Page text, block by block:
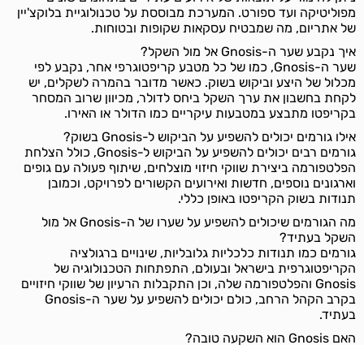
מפוליטיקה ועד ספורט. המערכת מבוססת על טכנולוגיית בלוקצ'יין
של אתריום, מה שמבטיח עסקאות שקופות ובטוחות.
איך נקבע שער ה-Gnosis אל מול השקל?
שער ה-Gnosis, כמו של כל מטבע קריפטוגרפי אחר, נקבע לפי
מכלול של היצע וביקוש בשוק. כאשר מדובר בהמרה לשקלים, יש
לקחת בחשבון את ערך השקל ביחס לדולר, מכיוון שרוב המסחר
בקריפטו מתבצע במטבעות עיקריים כמו הדולר או האירו.
אילו גורמים יכולים להשפיע על הביקוש ל-Gnosis בשוק?
גורמים רבים יכולים להשפיע על הביקוש ל-Gnosis, כולל הצלחת
הפלטפורמה ביצירת שווקי חיזוי מוצלחים, שיתוף פעולה עם גופים
וארגונים נוספים, חדשות ואירועים הקשורים לפרויקט, וכמובן
תנודות בשוק הקריפטו באופן כללי.
מה הגורמים שיכולים להשפיע על שערו של ה-Gnosis אל מול
השקל בעתיד?
גורמים כמו תנודות כלכליות גלובליות, שינויים ברגולציה
הקריפטוגרפית בישראל ובעולם, התפתחות הטכנולוגיה של
Gnosis והפלטפורמה שלה, וכן התקבלות הרעיון של שווקי חיזויים
בקרב הקהל הרחב, כולם יכולים להשפיע על שער ה-Gnosis
בעתיד.
האם Gnosis הוא השקעה טובה?